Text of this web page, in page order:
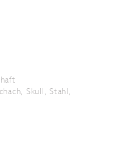
, Skull, Stahl,